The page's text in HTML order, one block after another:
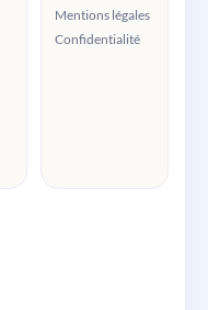
Mentions légales
Confidentialité